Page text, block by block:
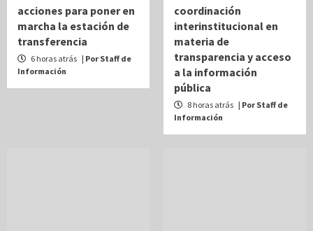
acciones para poner en
marcha la estación de
transferencia
6 horas atrás | Por Staff de
Información
coordinación
interinstitucional en
materia de
transparencia y acceso
a la información
pública
8 horas atrás | Por Staff de
Información